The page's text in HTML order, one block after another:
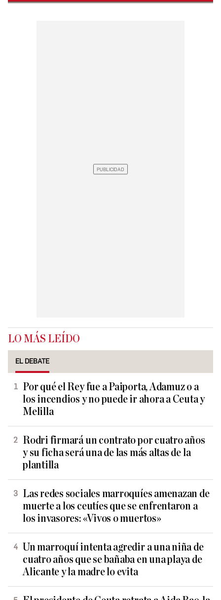
LO MÁS LEÍDO
EL DEBATE
Por qué el Rey fue a Paiporta, Adamuz o a
los incendios y no puede ir ahora a Ceuta y
Melilla
Rodri firmará un contrato por cuatro años
y su ficha será una de las más altas de la
plantilla
Las redes sociales marroquíes amenazan de
muerte a los ceutíes que se enfrentaron a
los invasores: «Vivos o muertos»
Un marroquí intenta agredir a una niña de
cuatro años que se bañaba en una playa de
Alicante y la madre lo evita